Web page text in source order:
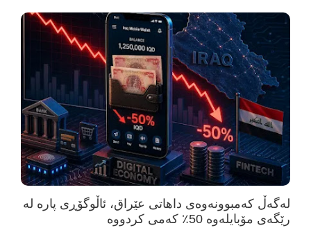
لەگەڵ کەمبوونەوەی داهاتی عێراق، ئاڵوگۆڕی پارە لە
رێگەی مۆبایلەوە 50٪ کەمی کردووە